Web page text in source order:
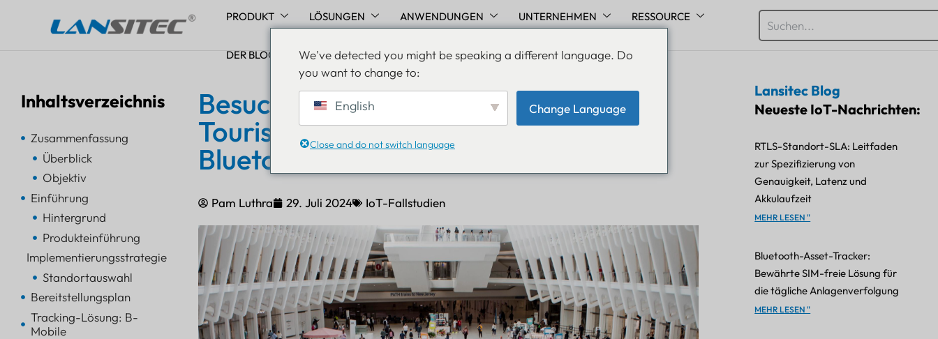
PRODUKT LÖSUNGEN ANWENDUNGEN UNTERNEHMEN RESSOURCE
DER BLOG
Inhaltsverzeichnis
Zusammenfassung
Überblick
Objektiv
Einführung
Hintergrund
Produkteinführung
Implementierungsstrategie
Standortauswahl
Bereitstellungsplan
Tracking-Lösung: B-
Mobile
Besuchererlebnis bei
Touristenattraktionen mit B004
Bluetooth Beacon
Pam Luthra 29. Juli 2024 IoT-Fallstudien
Lansitec Blog
Neueste IoT-Nachrichten:
RTLS-Standort-SLA: Leitfaden
zur Spezifizierung von
Genauigkeit, Latenz und
Akkulaufzeit
MEHR LESEN "
Bluetooth-Asset-Tracker:
Bewährte SIM-freie Lösung für
die tägliche Anlagenverfolgung
MEHR LESEN "
We've detected you might be speaking a different language. Do
you want to change to:
English Change Language
Close and do not switch language